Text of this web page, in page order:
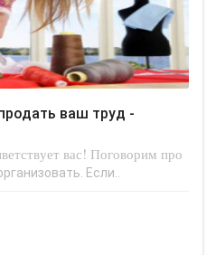
вас! Поговорим про
Если..